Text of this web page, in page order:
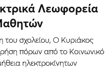
Λεωφορεία
του σχολείου, Ο Κυριάκος
πόρων από το Κοινωνικό
ηλεκτροκίνητων